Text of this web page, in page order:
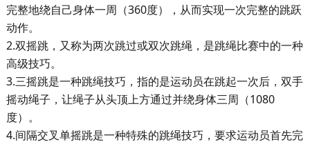
完整地绕自己身体一周（360度），从而实现一次完整的跳跃
动作。
2.双摇跳，又称为两次跳过或双次跳绳，是跳绳比赛中的一种
高级技巧。
3.三摇跳是一种跳绳技巧，指的是运动员在跳起一次后，双手
摇动绳子，让绳子从头顶上方通过并绕身体三周（1080
度）。
4.间隔交叉单摇跳是一种特殊的跳绳技巧，要求运动员首先完